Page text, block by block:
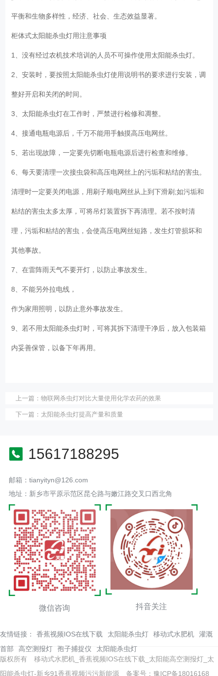
平衡和生物多样性，经济、社会、生态效益显著。
柜体式太阳能杀虫灯用注意事项
1、没有经过农机技术培训的人员不可操作使用太阳能杀虫灯。
2、安装时，要按照太阳能杀虫灯使用说明书的要求进行安装，调
整好开启和关闭的时间。
3、太阳能杀虫灯在工作时，严禁进行检修和凋整。
4、接通电瓶电源后，千万不能用手触摸高压电网丝。
5、若出现故障，一定要先切断电瓶电源后进行检查和维修。
6、每天要清理一次接虫袋和高压电网丝上的污垢和粘结的害虫。
清理时一定要关闭电源，用刷子顺电网丝从上到下滑刷;如污垢和
粘结的害虫太多太厚，可将吊灯装置拆下再清理。若不按时清
理，污垢和粘结的害虫，会使高压电网丝短路，发生灯管损坏和
其他事故。
7、在雷阵雨天气不要开灯，以防止事故发生。
8、不能另外拉电线，
作为家用照明，以防止意外事故发生。
9、若不用太阳能杀虫灯时，可将其拆下清理干净后，放入包装箱
内妥善保管，以备下年再用。
上一篇： 物联网杀虫灯对比大量使用化学农药的效果
下一篇： 太阳能杀虫灯提高产量和质量
15617188295
邮箱：tianyityn@126.com
地址：新乡市平原示范区昆仑路与嫩江路交叉口西北角
微信咨询 抖音关注
友情链接： 香蕉视频IOS在线下载 太阳能杀虫灯 移动式水肥机
灌溉
首部
高空测报灯 孢子捕捉仪
太阳能杀虫灯
版权所有 移动式水肥机_香蕉视频IOS在线下载_太阳能高空测报灯_太
阳能杀虫灯-新乡91香蕉视频污污新能源 备案号：豫ICP备18016168